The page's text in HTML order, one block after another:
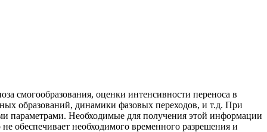
смогообразования, оценки интенсивности переноса в
образований, динамики фазовых переходов, и т.д. При
параметрами. Необходимые для получения этой информации
обеспечивает необходимого временного разрешения и